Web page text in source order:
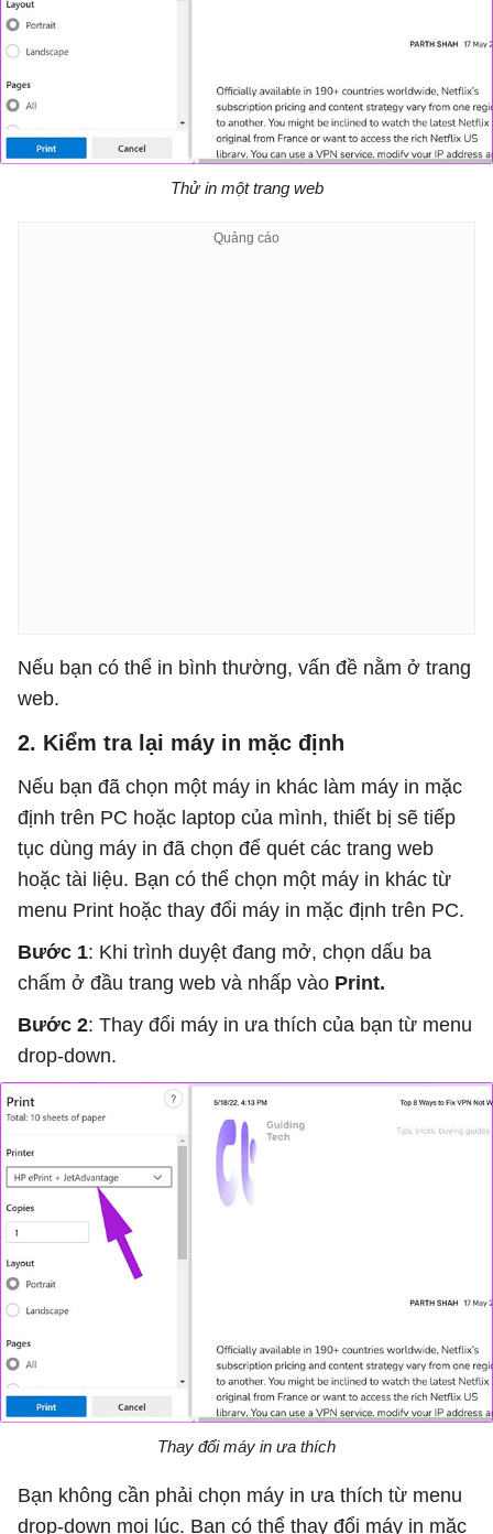
Thử in một trang web
Nếu bạn có thể in bình thường, vấn đề nằm ở trang
web.
2. Kiểm tra lại máy in mặc định
Nếu bạn đã chọn một máy in khác làm máy in mặc
định trên PC hoặc laptop của mình, thiết bị sẽ tiếp
tục dùng máy in đã chọn để quét các trang web
hoặc tài liệu. Bạn có thể chọn một máy in khác từ
menu Print hoặc thay đổi máy in mặc định trên PC.
Bước 1: Khi trình duyệt đang mở, chọn dấu ba
chấm ở đầu trang web và nhấp vào Print.
Bước 2: Thay đổi máy in ưa thích của bạn từ menu
drop-down.
Thay đổi máy in ưa thích
Bạn không cần phải chọn máy in ưa thích từ menu
drop-down mọi lúc. Bạn có thể thay đổi máy in mặc